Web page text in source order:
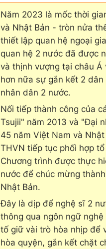
Năm 2023 là mốc thời
và Nhật Bản - tròn nửa
thiết lập quan hệ ngoại
quan hệ 2 nước đã được
và thịnh vượng tại châu
hơn nữa sự gắn kết 2
nhân dân 2 nước.
Nối tiếp thành công của
Tsujii" năm 2013 và "Đại
45 năm Việt Nam và
THVN tiếp tục phối hợp
Chương trình được thực
nước để chúc mừng
Nhật Bản.
Đây là dịp để nghệ sĩ 2
thông qua ngôn ngữ
tố giữ vài trò hòa nhịp để
hòa quyện, gắn kết chặt